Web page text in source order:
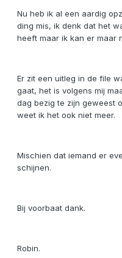
Nu heb ik al een aardig
ding mis, ik denk dat het
heeft maar ik kan er maar
Er zit een uitleg in de file
gaat, het is volgens mij
dag bezig te zijn geweest
weet ik het ook niet meer.
Mischien dat iemand er
schijnen.
Bij voorbaat dank.
Robin.